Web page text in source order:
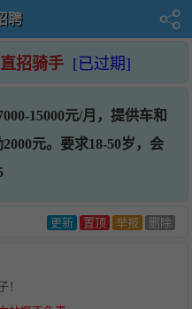
聘
招骑手 [已过期]
15000元/月，提供车和
元。要求18-50岁，会
更新 置顶 举报 删除
！